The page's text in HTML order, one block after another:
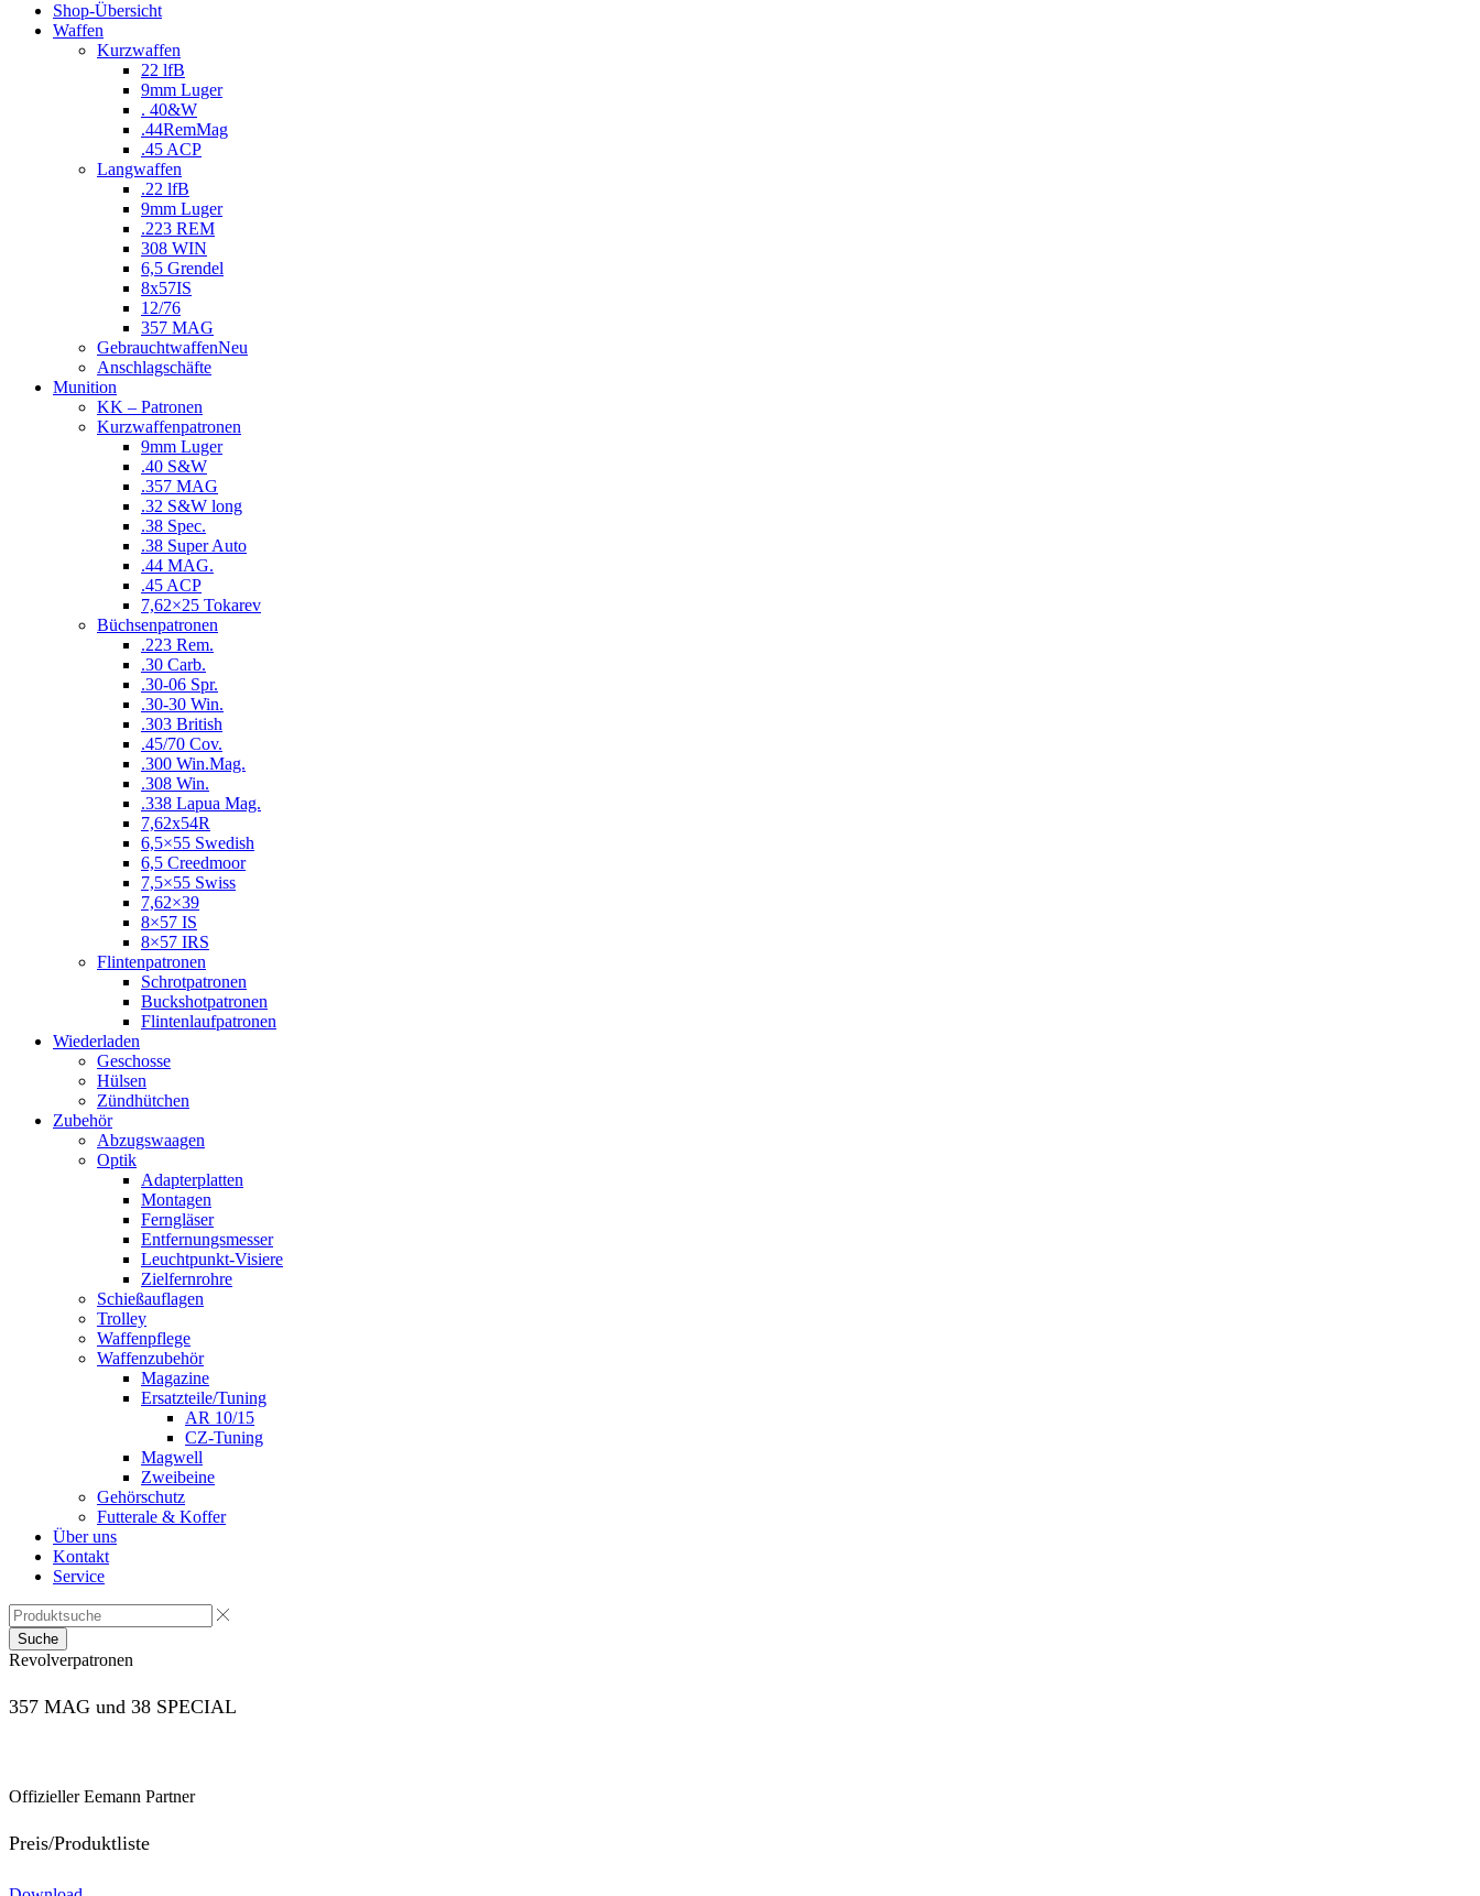
Shop-Übersicht
Waffen
Kurzwaffen
22 lfB
9mm Luger
. 40&W
.44RemMag
.45 ACP
Langwaffen
.22 lfB
9mm Luger
.223 REM
308 WIN
6,5 Grendel
8x57IS
12/76
357 MAG
GebrauchtwaffenNeu
Anschlagschäfte
Munition
KK – Patronen
Kurzwaffenpatronen
9mm Luger
.40 S&W
.357 MAG
.32 S&W long
.38 Spec.
.38 Super Auto
.44 MAG.
.45 ACP
7,62×25 Tokarev
Büchsenpatronen
.223 Rem.
.30 Carb.
.30-06 Spr.
.30-30 Win.
.303 British
.45/70 Cov.
.300 Win.Mag.
.308 Win.
.338 Lapua Mag.
7,62x54R
6,5×55 Swedish
6,5 Creedmoor
7,5×55 Swiss
7,62×39
8×57 IS
8×57 IRS
Flintenpatronen
Schrotpatronen
Buckshotpatronen
Flintenlaufpatronen
Wiederladen
Geschosse
Hülsen
Zündhütchen
Zubehör
Abzugswaagen
Optik
Adapterplatten
Montagen
Ferngläser
Entfernungsmesser
Leuchtpunkt-Visiere
Zielfernrohre
Schießauflagen
Trolley
Waffenpflege
Waffenzubehör
Magazine
Ersatzteile/Tuning
AR 10/15
CZ-Tuning
Magwell
Zweibeine
Gehörschutz
Futterale & Koffer
Über uns
Kontakt
Service
Suche
Revolverpatronen
357 MAG und 38 SPECIAL
Offizieller Eemann Partner
Preis/Produktliste